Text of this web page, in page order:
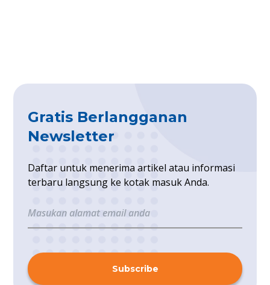
Gratis Berlangganan
Newsletter
Daftar untuk menerima artikel atau informasi
terbaru langsung ke kotak masuk Anda.
Subscribe